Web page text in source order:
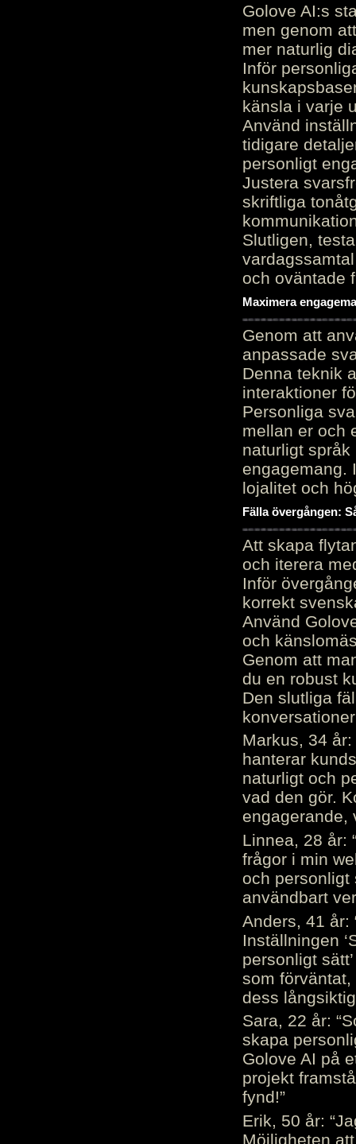
Golove AI:s
men genom
mer naturlig
Inför
känsla i varje
Använd
tidigare
personligt
Justera
skriftliga
Slutligen,
och oväntade
Maximera
Genom att
anpassade
Denna teknik
interaktioner
Personliga
mellan er och
naturligt
engagemang.
lojalitet och
Fälla övergången:
Att skapa
och iterera
Inför
korrekt
Använd
och
Genom att
du en robust
Den slutliga
Markus, 34
hanterar
naturligt och
vad den gör.
engagerande,
Linnea, 28 år:
frågor i min
och personligt
användbart
Anders, 41 år:
Inställningen
personligt
som
dess
Sara, 22 år:
skapa
Golove AI på
projekt
fynd!”
Erik, 50 år:
Möjligheten